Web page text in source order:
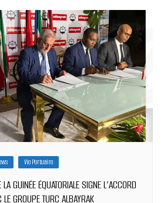
Vie Portuaire
GUINÉE ÉQUATORIALE SIGNE L’ACCORD
GROUPE TURC ALBAYRAK